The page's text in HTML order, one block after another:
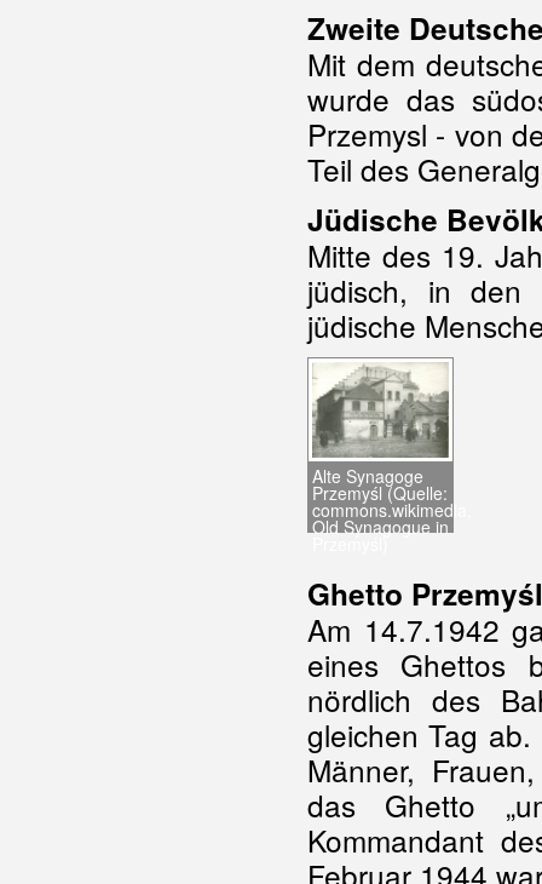
Zweite
Mit dem
wurde das
Przemysl - von
Teil des
Jüdische
Mitte des 19.
jüdisch, in den
jüdische
Alte Synagoge
Przemyśl (Quelle:
commons.wikimedia,
Old Synagogue in
Ghetto Przemyśl
Am 14.7.1942
eines Ghettos
nördlich des
gleichen Tag
Männer,
das Ghetto
Kommandant
Februar 1944